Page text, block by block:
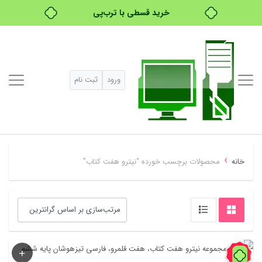
خرید قسطی با ترب‌پی
بدون ضامن، بدون سود
خرید قسطی با ترب‌پی
ورود ثبت نام
خانه › محصولات برچسب خورده “نیترو هفت کتاب”
60%